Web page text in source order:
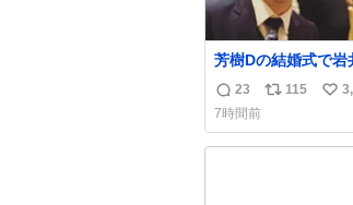
芳樹Dの結婚式で岩
ーの写真が本当好
うすでに出来上が
ターにハイボール
ったかな
返
信
数
23
リ
ス
115
い
ね
7時間前